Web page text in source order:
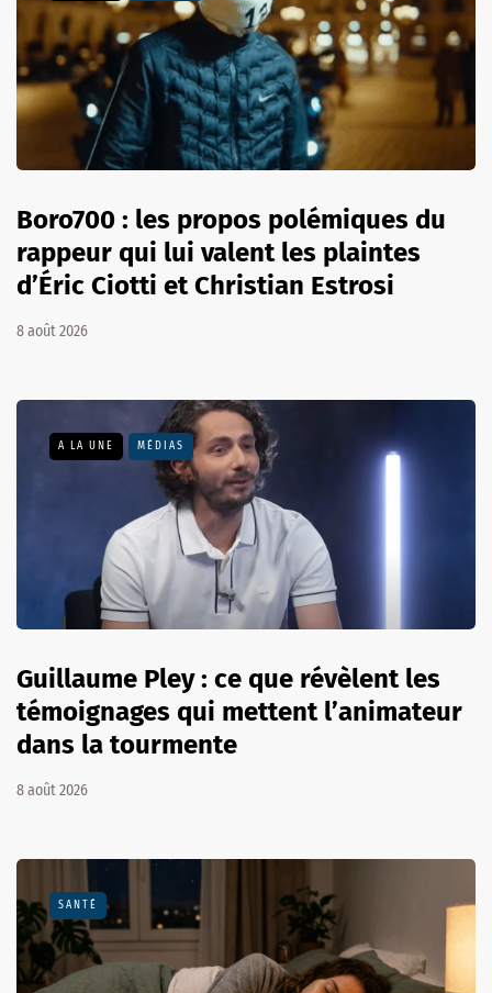
Boro700 : les propos polémiques du
rappeur qui lui valent les plaintes
d’Éric Ciotti et Christian Estrosi
8 août 2026
A LA UNE MÉDIAS
Guillaume Pley : ce que révèlent les
témoignages qui mettent l’animateur
dans la tourmente
8 août 2026
SANTÉ